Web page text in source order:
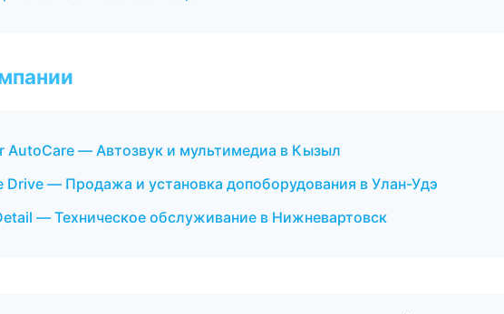
AutoCare — Автозвук и мультимедиа в Кызыл
Drive — Продажа и установка допоборудования в Улан-Удэ
— Техническое обслуживание в Нижневартовск